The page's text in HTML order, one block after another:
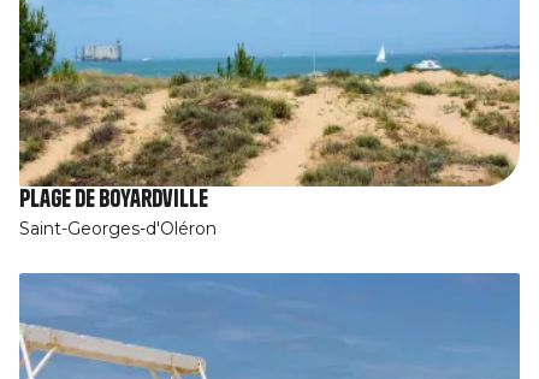
Plage de Boyardville
Saint-Georges-d'Oléron